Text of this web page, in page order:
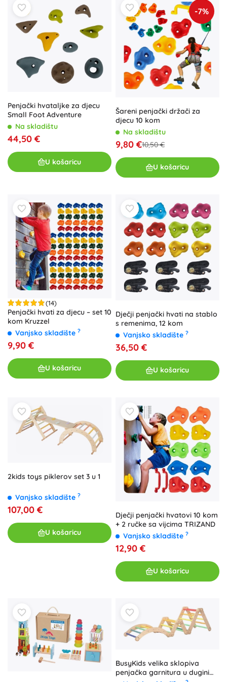
Penjački hvataljke za djecu
Small Foot Adventure
Na skladištu
44,50 €
U košaricu
-7%
Šareni penjački držači za
djecu 10 kom
Na skladištu
9,80 €10,50 €
U košaricu
(14)
Penjački hvati za djecu – set 10
kom Kruzzel
Vanjsko skladište ?
9,90 €
U košaricu
Dječji penjački hvati na stablo
s remenima, 12 kom
Vanjsko skladište ?
36,50 €
U košaricu
2kids toys piklerov set 3 u 1
Vanjsko skladište ?
107,00 €
U košaricu
Dječji penjački hvatovi 10 kom
+ 2 ručke sa vijcima TRIZAND
Vanjsko skladište ?
12,90 €
U košaricu
BusyKids velika sklopiva
penjačka garnitura u duginim